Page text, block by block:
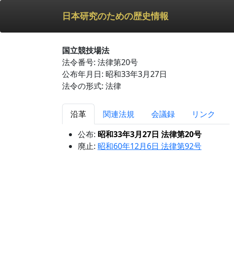
日本研究のための歴史情報
国立競技場法
法令番号: 法律第20号
公布年月日: 昭和33年3月27日
法令の形式: 法律
沿革 関連法規 会議録
リンク
公布: 昭和33年3月27日 法律第20号
廃止: 昭和60年12月6日 法律第92号